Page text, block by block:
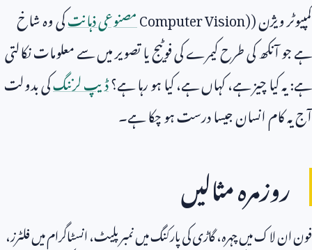
کمپیوٹر ویژن (Computer Vision)مصنوعی ذہانتکی وہ شاخ
ہے جو آنکھ کی طرح کیمرے کی فوٹیج یا تصویر میں سے معلومات نکالتی
ہے: یہ کیا چیز ہے، کہاں ہے، کیا ہو رہا ہے؟ڈیپ لرننگکی بدولت
آج یہ کام انسان جیسا درست ہو چکا ہے۔
روزمرہ مثالیں
فون ان لاک میں چہرہ، گاڑی کی پارکنگ میں نمبر پلیٹ، انسٹاگرام میں فلٹرز،